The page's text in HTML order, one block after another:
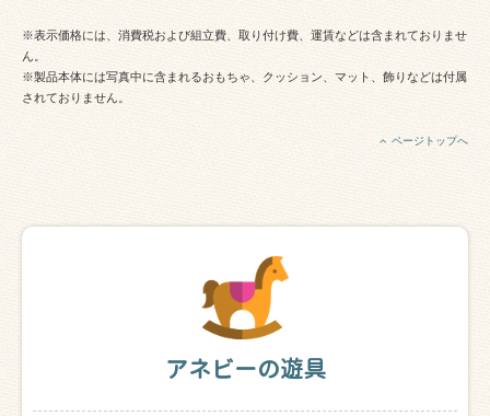
※表示価格には、消費税および組立費、取り付け費、運賃などは含まれておりませ
ん。
※製品本体には写真中に含まれるおもちゃ、クッション、マット、飾りなどは付属
されておりません。
ページトップへ
アネビーの遊具